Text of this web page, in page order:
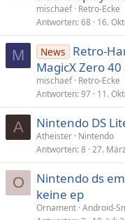
mischaef Retro-Ecke
Antworten 68 16.
M News
Retro-
MagicX Zero
mischaef Retro-Ecke
Antworten 97 11.
A Nintendo DS
Atheister Nintendo
Antworten 8 27.
O
Nintendo ds
keine ep
Ornament Android-